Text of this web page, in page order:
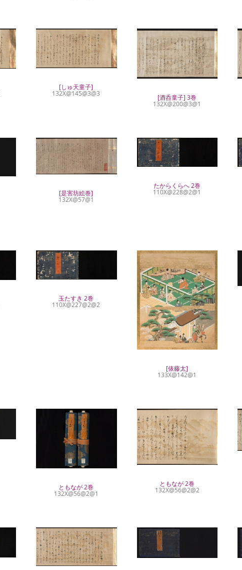
[しゅ天童子]
132X@145@3@3 [酒呑童子] 3巻
132X@200@3@1
[是害坊絵巻]
132X@57@1
たからくらへ 2巻
110X@228@2@1
玉たすき 2巻
110X@227@2@2
[俵藤太]
133X@142@1
ともなが 2巻
132X@56@2@1
ともなが 2巻
132X@56@2@2